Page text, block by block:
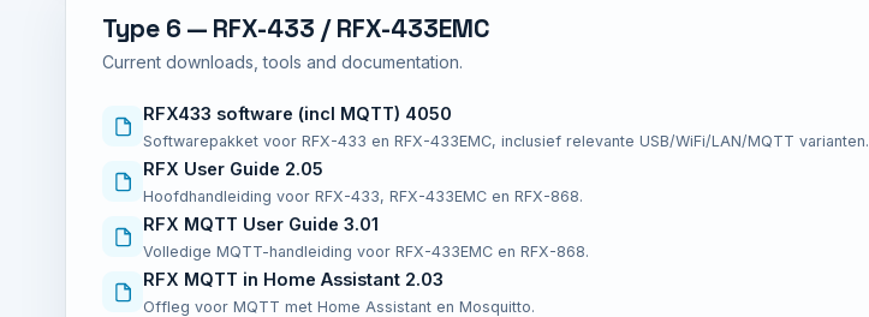
Type 6 — RFX-433 / RFX-433EMC
Current downloads, tools and documentation.
RFX433 software (incl MQTT) 4050
Softwarepakket voor RFX-433 en RFX-433EMC, inclusief relevante USB/WiFi/LAN/MQTT varianten.
RFX User Guide 2.05
Hoofdhandleiding voor RFX-433, RFX-433EMC en RFX-868.
RFX MQTT User Guide 3.01
Volledige MQTT-handleiding voor RFX-433EMC en RFX-868.
RFX MQTT in Home Assistant 2.03
Offleg voor MQTT met Home Assistant en Mosquitto.